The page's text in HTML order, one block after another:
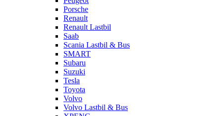
Porsche
Renault
Renault Lastbil
Saab
Scania Lastbil & Bus
SMART
Subaru
Suzuki
Tesla
Toyota
Volvo
Volvo Lastbil & Bus